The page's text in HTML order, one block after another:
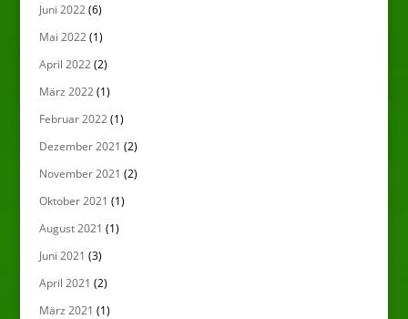
Juni 2022(6)
Mai 2022(1)
April 2022(2)
März 2022(1)
Februar 2022(1)
Dezember 2021 (2)
November 2021 (2)
Oktober 2021 (1)
August 2021 (1)
Juni 2021 (3)
April 2021 (2)
März 2021 (1)